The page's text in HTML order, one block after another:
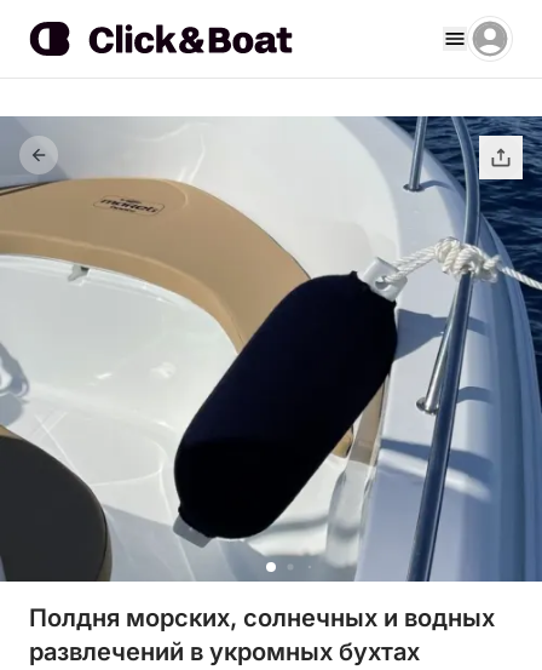
Полдня морских, солнечных и водных
развлечений в укромных бухтах